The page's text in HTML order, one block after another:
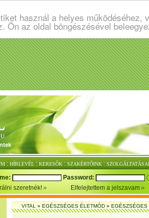
használ a helyes
Ön az oldal böngészésével
: HÍRLEVÉL : KERESŐK : SZAKÉRTŐINK :
Password:
szeretnék!
Elfelejtettem a jelszavam
VITAL»EGÉSZSÉGES ÉLETMÓD»